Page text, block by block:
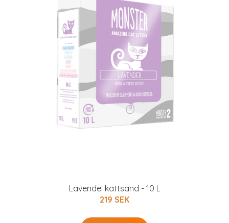
Lavendel kattsand - 10 L
219 SEK